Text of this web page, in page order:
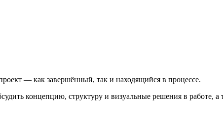
— как завершённый, так и находящийся в процессе.
концепцию, структуру и визуальные решения в работе, а